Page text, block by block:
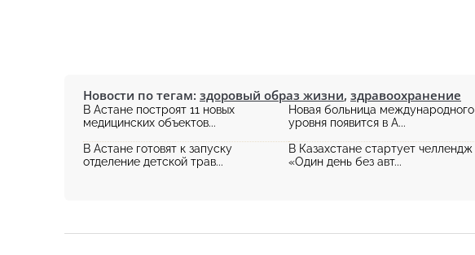
Новости по тегам: здоровый образ жизни, здравоохранение
В Астане построят 11 новых
медицинских объектов...
Новая больница международного
уровня появится в А...
В Астане готовят к запуску
отделение детской трав...
В Казахстане стартует челлендж
«Один день без авт...